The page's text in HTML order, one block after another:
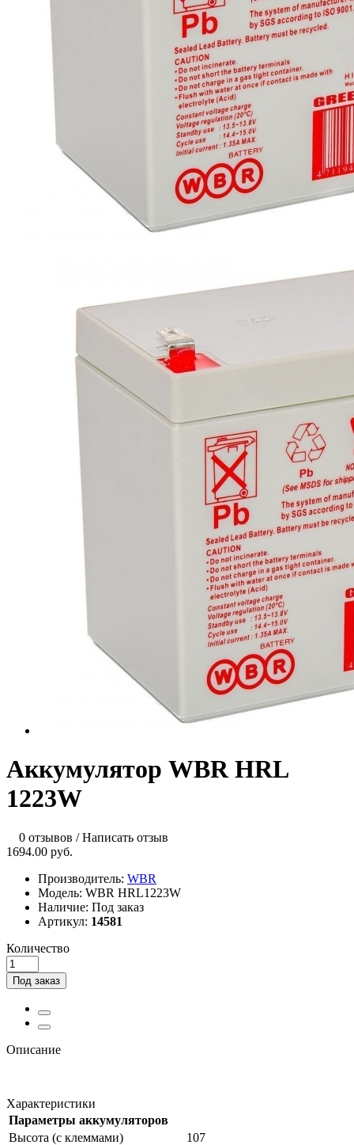
Аккумулятор WBR HRL
1223W
0 отзывов /Написать отзыв
1694.00 руб.
Производитель: WBR
Модель: WBR HRL1223W
Наличие: Под заказ
Артикул: 14581
Количество
Под заказ
Описание
Характеристики
Параметры аккумуляторов
Высота (с клеммами)
107